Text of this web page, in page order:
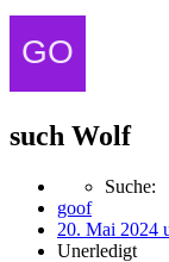
such Wolf
Suche:
goof
20. Mai 2024
Unerledigt